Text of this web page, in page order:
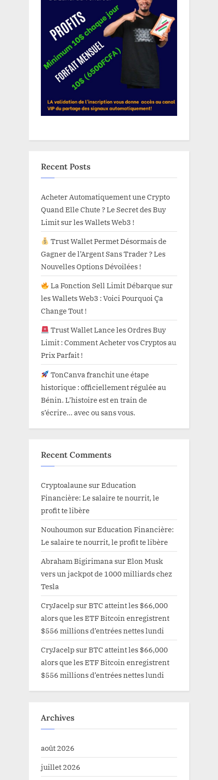
Recent Posts
Acheter Automatiquement une Crypto
Quand Elle Chute ? Le Secret des Buy
Limit sur les Wallets Web3 !
Trust Wallet Permet Désormais de
Gagner de l’Argent Sans Trader ? Les
Nouvelles Options Dévoilées !
La Fonction Sell Limit Débarque sur
les Wallets Web3 : Voici Pourquoi Ça
Change Tout !
Trust Wallet Lance les Ordres Buy
Limit : Comment Acheter vos Cryptos au
Prix Parfait !
TonCanva franchit une étape
historique : officiellement régulée au
Bénin. L’histoire est en train de
s’écrire… avec ou sans vous.
Recent Comments
Cryptoalaune surEducation
Financière: Le salaire te nourrit, le
profit te libère
Nouhoumon surEducation Financière:
Le salaire te nourrit, le profit te libère
Abraham Bigirimana surElon Musk
vers un jackpot de 1000 milliards chez
Tesla
CryJacelp surBTC atteint les $66,000
alors que les ETF Bitcoin enregistrent
$556 millions d’entrées nettes lundi
CryJacelp surBTC atteint les $66,000
alors que les ETF Bitcoin enregistrent
$556 millions d’entrées nettes lundi
Archives
août 2026
juillet 2026